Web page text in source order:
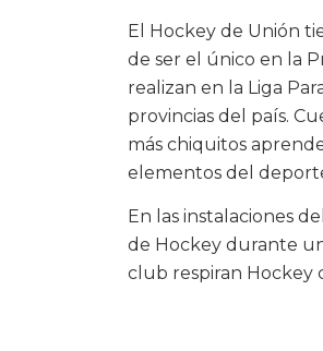
El Hockey de Unión
de ser el único en la
realizan en la Liga
provincias del país.
más chiquitos
elementos del
En las instalaciones
de Hockey durante
club respiran Hockey